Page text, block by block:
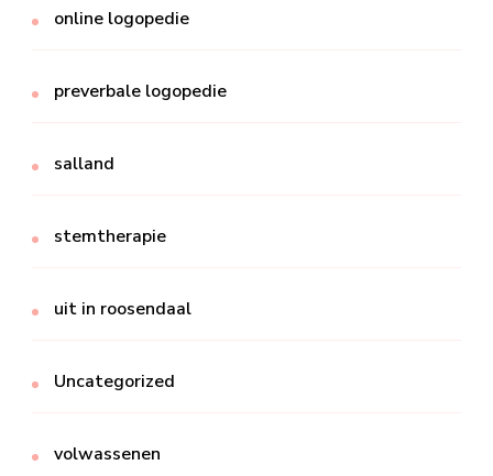
online logopedie
preverbale logopedie
salland
stemtherapie
uit in roosendaal
Uncategorized
volwassenen